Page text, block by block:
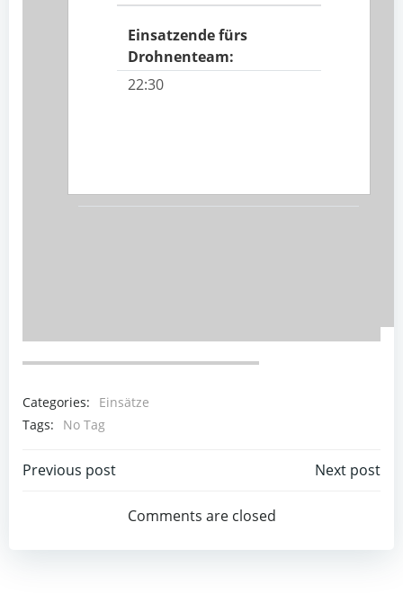
Einsatzende fürs
Drohnenteam:
22:30
Categories:
Einsätze
Tags:
No Tag
Beitragsnavigation
Previous post Next post
Comments are closed